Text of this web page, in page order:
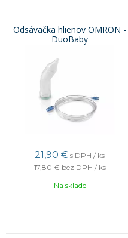
Odsávačka hlienov OMRON -
DuoBaby
21,90 € s DPH / ks
17,80 € bez DPH / ks
Na sklade